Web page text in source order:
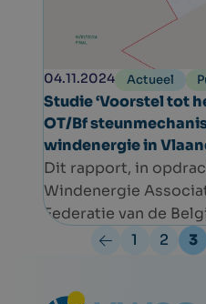
04.11.2024 Actueel
Studie ‘Voorstel tot
OT/Bf
windenergie in
Dit rapport, in
Windenergie
Federatie van de
en Gasbedrijven
de haalbaarheid en
1 2 3